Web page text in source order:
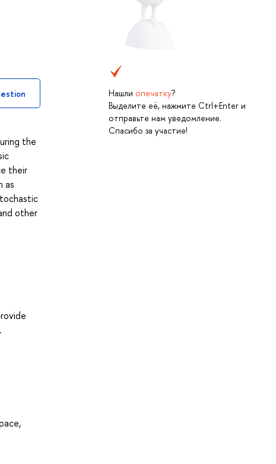
Нашли опечатку?
Выделите её, нажмите Ctrl+Enter и
отправьте нам уведомление.
Спасибо за участие!
the
their
as
other